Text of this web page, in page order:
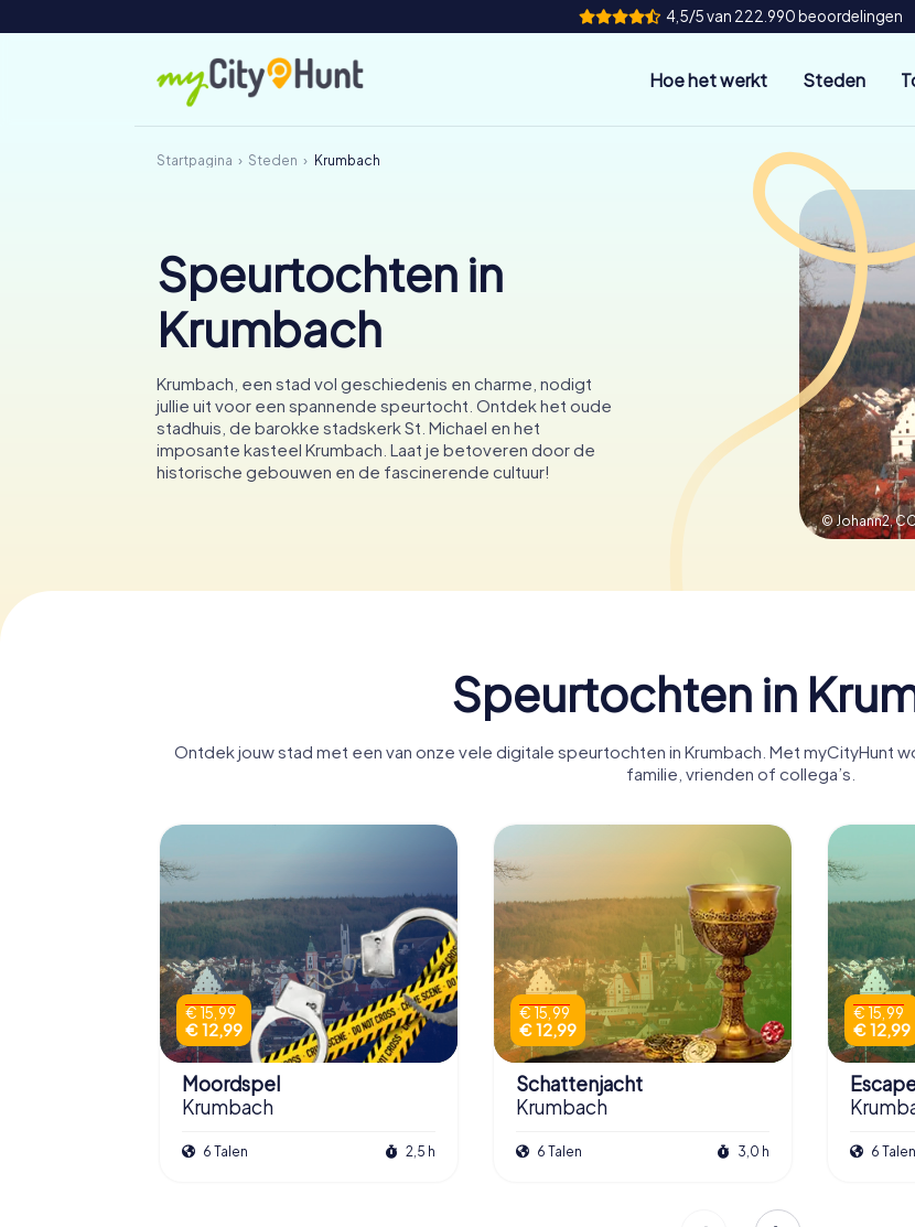
4,5/5 van 222.990 beoordelingen
Hoe het werkt Steden
Startpagina Steden Krumbach
Speurtochten in
Krumbach
Krumbach, een stad vol geschiedenis en charme, nodigt
jullie uit voor een spannende speurtocht. Ontdek het oude
stadhuis, de barokke stadskerk St. Michael en het
imposante kasteel Krumbach. Laat je betoveren door de
historische gebouwen en de fascinerende cultuur!
© Johann2,
Speurtochten in
Ontdek jouw stad met een van onze vele digitale speurtochten in Krumbach. Met myCityHunt
familie, vrienden of collega’s.
€ 15,99
€ 12,99
Moordspel
Krumbach
6 Talen 2,5 h
€ 15,99
€ 12,99
Schattenjacht
Krumbach
6 Talen 3,0 h
€ 15,99
€ 12,99
6 Talen